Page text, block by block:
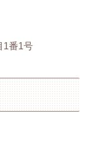
1番1号